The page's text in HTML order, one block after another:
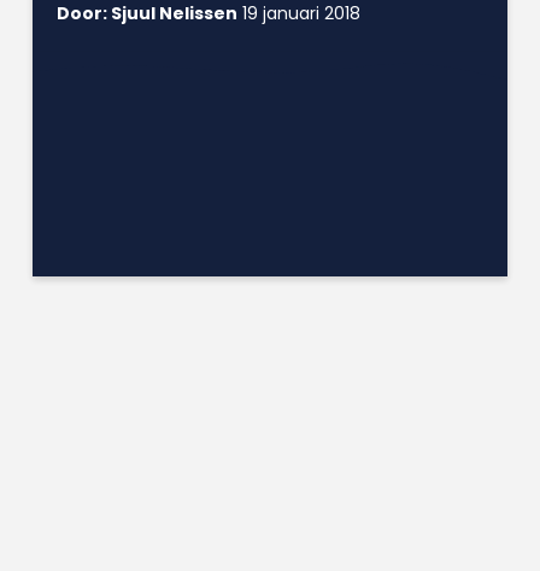
Door: Sjuul Nelissen 19 januari 2018